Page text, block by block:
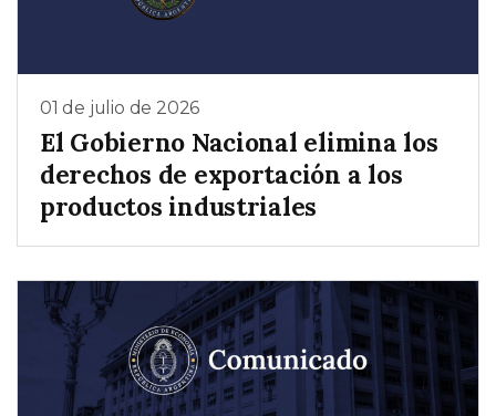
01 de julio de 2026
El Gobierno Nacional elimina los
derechos de exportación a los
productos industriales